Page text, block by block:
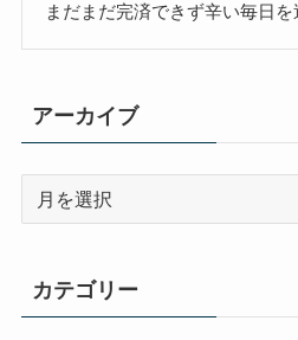
まだまだ完済できず辛い毎日を
アーカイブ
ブ
カテゴリー